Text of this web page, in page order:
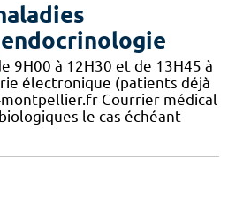
9H00 à 12H30 et de 13H45 à
électronique (patients déjà
Courrier médical
le cas échéant